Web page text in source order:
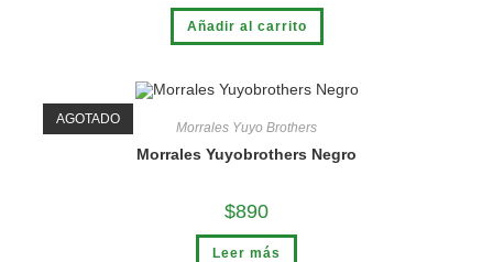
Añadir al carrito
AGOTADO
Morrales Yuyo Brothers
Morrales Yuyobrothers Negro
$890
Leer más